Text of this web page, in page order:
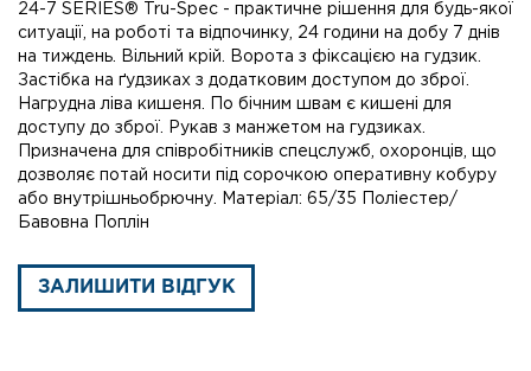
24-7 SERIES® Tru-Spec - практичне рішення для будь-якої
ситуації, на роботі та відпочинку, 24 години на добу 7 днів
на тиждень. Вільний крій. Ворота з фіксацією на гудзик.
Застібка на ґудзиках з додатковим доступом до зброї.
Нагрудна ліва кишеня. По бічним швам є кишені для
доступу до зброї. Рукав з манжетом на гудзиках.
Призначена для співробітників спецслужб, охоронців, що
дозволяє потай носити під сорочкою оперативну кобуру
або внутрішньобрючну. Матеріал: 65/35 Поліестер/
Бавовна Поплін
ЗАЛИШИТИ ВІДГУК